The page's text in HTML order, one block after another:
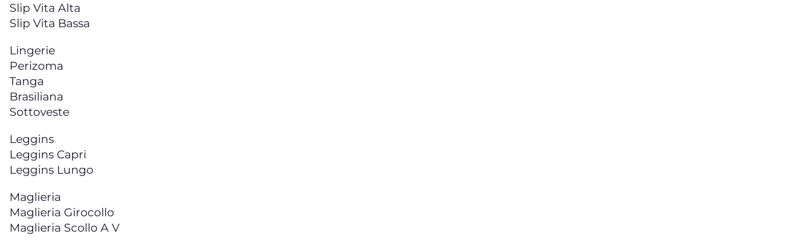
Slip Vita Alta
Slip Vita Bassa
Lingerie
Perizoma
Tanga
Brasiliana
Sottoveste
Leggins
Leggins Capri
Leggins Lungo
Maglieria
Maglieria Girocollo
Maglieria Scollo A V